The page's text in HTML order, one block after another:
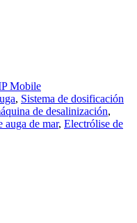
Mobile
, Sistema de dosificación
de desalinización,
auga de mar, Electrólise de